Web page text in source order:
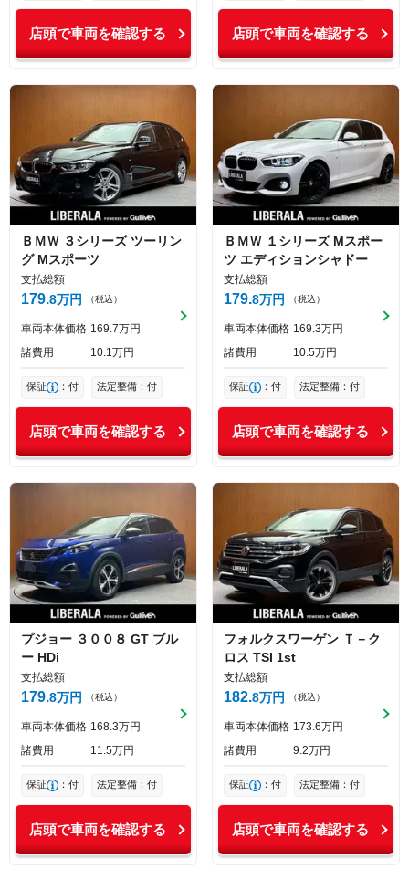
店頭で車両を確認する 店頭で車両を確認する
ＢＭＷ ３シリーズ ツーリン
グ Mスポーツ
支払総額
179 8万円 （税込）
車両本体価格 169 7万円
諸費用
10 1万円
保証 ：付 法定整備：付
店頭で車両を確認する
ＢＭＷ １シリーズ Mスポー
ツ エディションシャドー
支払総額
179 8万円 （税込）
車両本体価格 169 3万円
諸費用
10 5万円
保証 ：付 法定整備：付
店頭で車両を確認する
プジョー ３００８ GT ブル
ー HDi
支払総額
179 8万円 （税込）
車両本体価格 168 3万円
諸費用
11 5万円
保証 ：付 法定整備：付
店頭で車両を確認する
フォルクスワーゲン Ｔ－ク
ロス TSI 1st
支払総額
182 8万円 （税込）
車両本体価格 173 6万円
諸費用
9 2万円
保証 ：付 法定整備：付
店頭で車両を確認する